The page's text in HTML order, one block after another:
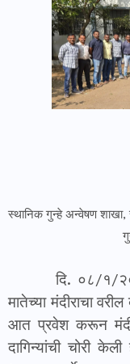
स्थानिक गुन्हे अन्वेषण शाखा,
दि. ०८/१/२०२५
मातेच्या मंदीराचा
आत प्रवेश करून
दागिन्यांची चोरी